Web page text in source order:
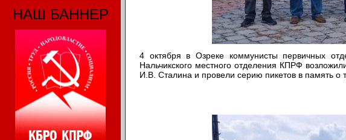
НАШ БАННЕР
4 октября в Озреке коммунисты первичных
Нальчикского местного отделения КПРФ
И.В. Сталина и провели серию пикетов в память о